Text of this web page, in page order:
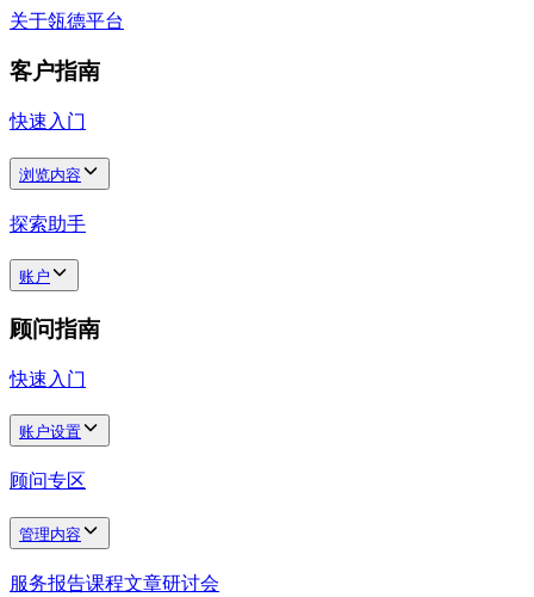
关于瓴德平台
客户指南
快速入门
浏览内容
探索助手
账户
顾问指南
快速入门
账户设置
顾问专区
管理内容
服务报告课程文章研讨会